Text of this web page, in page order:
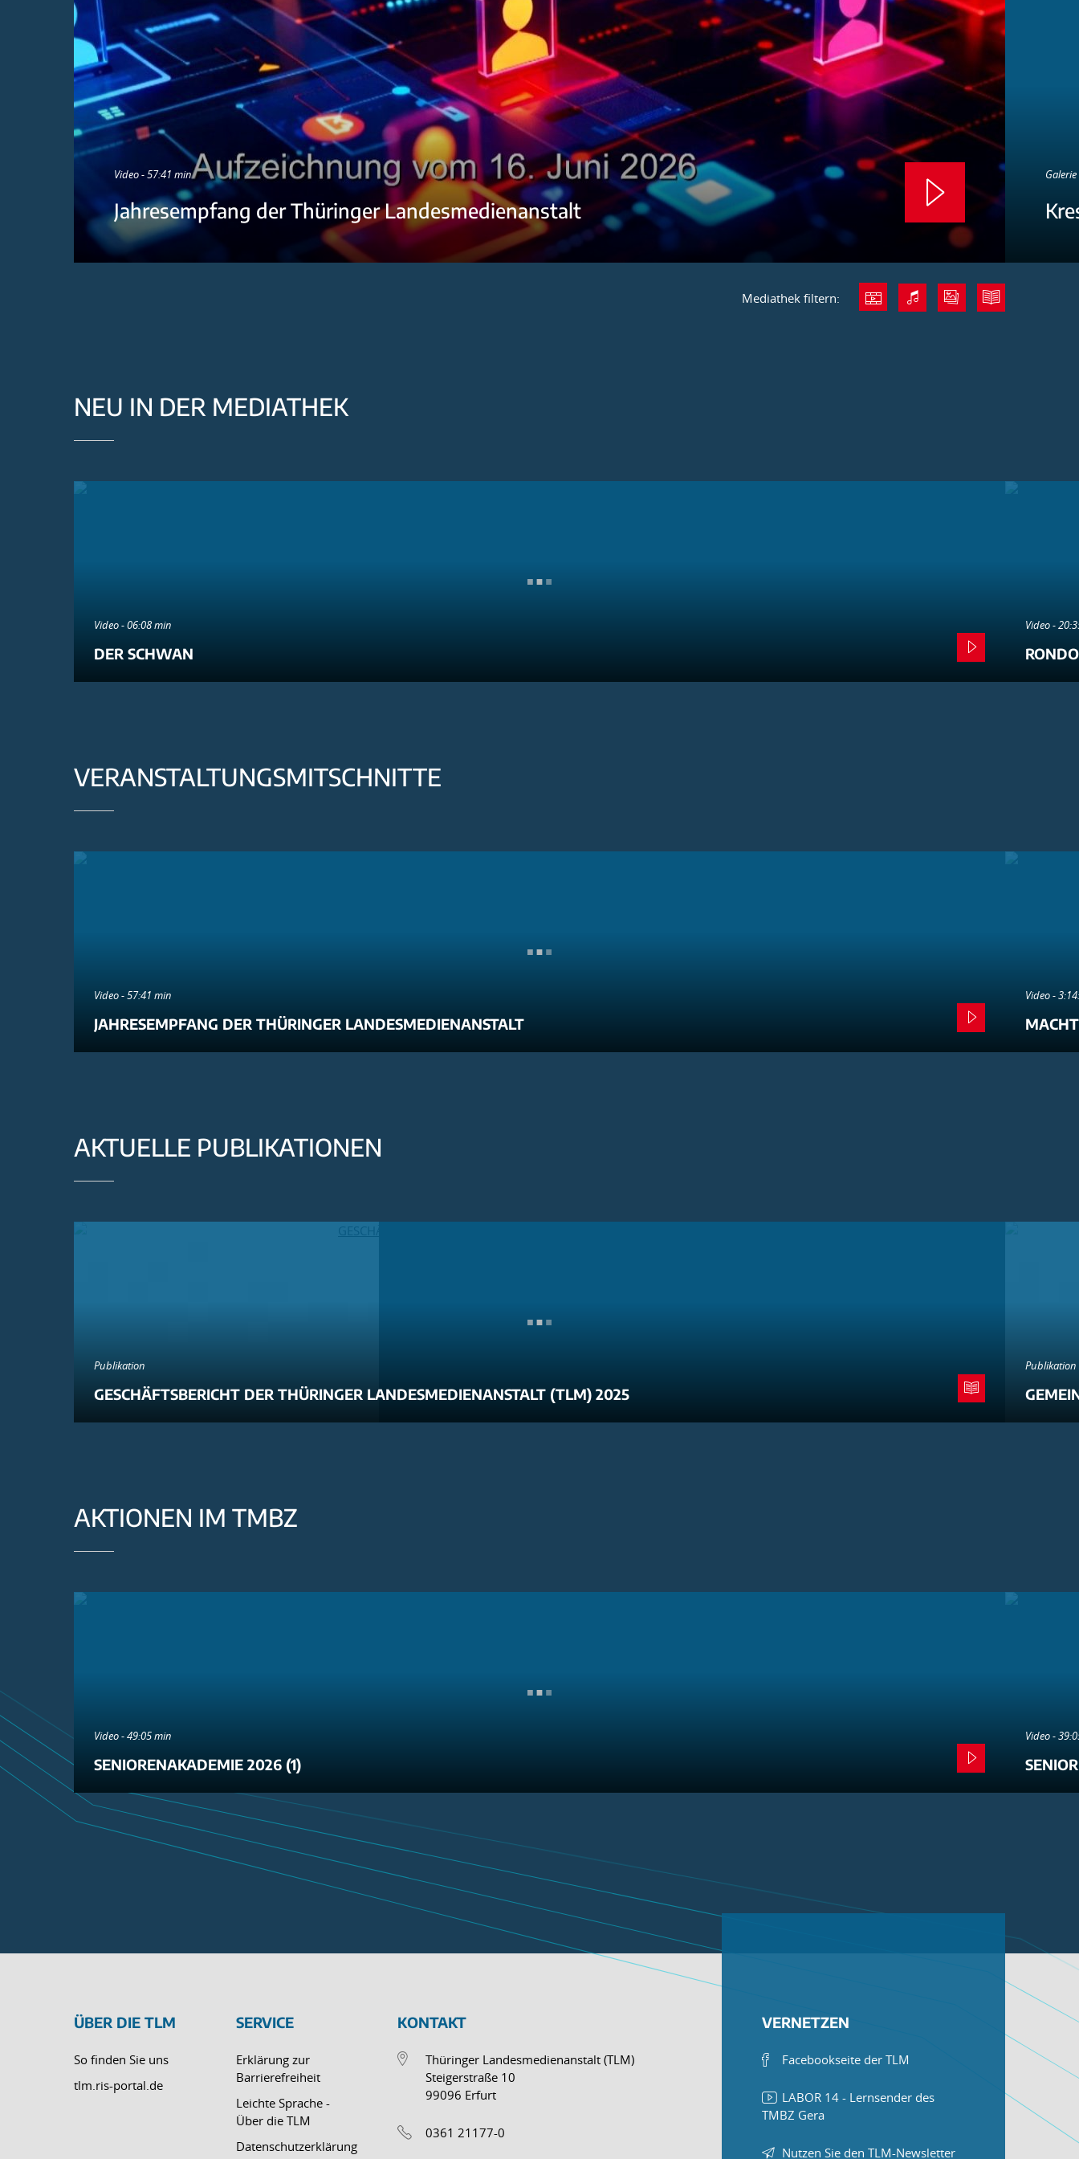
Video - 57:41 min
Jahresempfang der Thüringer Landesmedienanstalt
Mediathek filtern:
NEU IN DER MEDIATHEK
Video - 06:08 min
DER SCHWAN
Video -
VERANSTALTUNGSMITSCHNITTE
Video - 57:41 min
JAHRESEMPFANG DER THÜRINGER LANDESMEDIENANSTALT
Video -
AKTUELLE PUBLIKATIONEN
Publikation
GESCHÄFTSBERICHT DER THÜRINGER LANDESMEDIENANSTALT (TLM) 2025
Publikation
AKTIONEN IM TMBZ
Video - 49:05 min
SENIORENAKADEMIE 2026 (1)
Video -
ÜBER DIE TLM
So finden Sie uns
tlm.ris-portal.de
SERVICE
Erklärung zur
Barrierefreiheit
Leichte Sprache -
Über die TLM
Datenschutzerklärung
KONTAKT
Thüringer Landesmedienanstalt (TLM)
Steigerstraße 10
99096 Erfurt
0361 21177-0
VERNETZEN
Facebookseite der TLM
LABOR 14 - Lernsender des
TMBZ Gera
Nutzen Sie den TLM-Newsletter